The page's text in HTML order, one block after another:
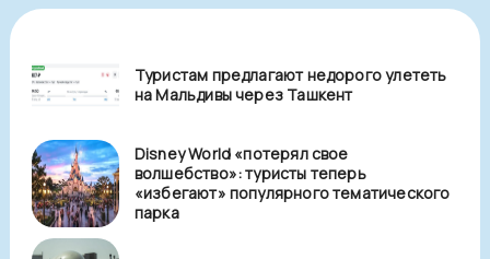
Туристам предлагают недорого улететь
на Мальдивы через Ташкент
Disney World «потерял свое
волшебство»: туристы теперь
«избегают» популярного тематического
парка